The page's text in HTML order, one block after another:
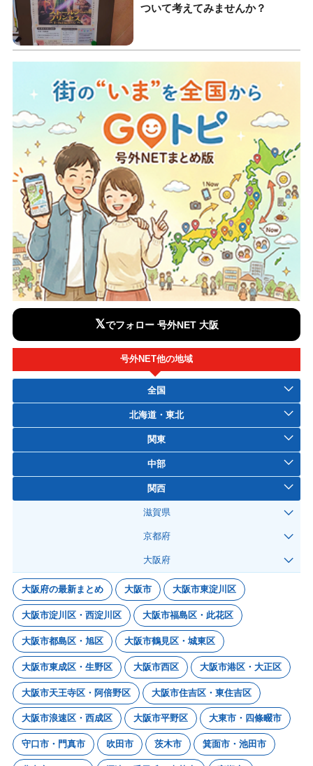
ついて考えてみませんか？
𝕏でフォロー 号外NET 大阪
号外NET他の地域
全国
北海道・東北
関東
中部
関西
滋賀県
京都府
大阪府
大阪府の最新まとめ 大阪市 大阪市東淀川区
大阪市淀川区・西淀川区 大阪市福島区・此花区
大阪市都島区・旭区 大阪市鶴見区・城東区
大阪市東成区・生野区 大阪市西区 大阪市港区・大正区
大阪市天王寺区・阿倍野区 大阪市住吉区・東住吉区
大阪市浪速区・西成区 大阪市平野区 大東市・四條畷市
守口市・門真市 吹田市 茨木市 箕面市・池田市